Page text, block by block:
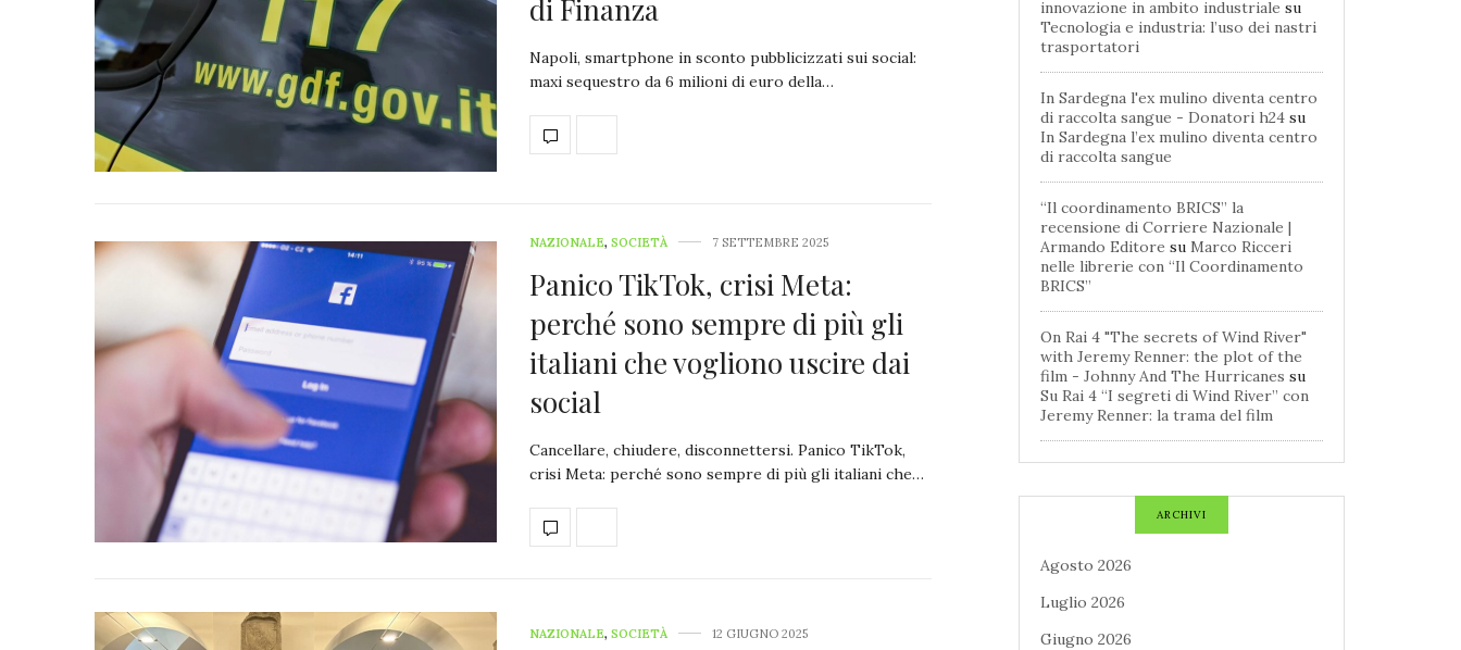
di Finanza
Napoli, smartphone in sconto pubblicizzati sui social:
maxi sequestro da 6 milioni di euro della…
NAZIONALE, SOCIETÀ 7 SETTEMBRE 2025
Panico TikTok, crisi Meta:
perché sono sempre di più gli
italiani che vogliono uscire dai
social
Cancellare, chiudere, disconnettersi. Panico TikTok,
crisi Meta: perché sono sempre di più gli italiani che…
NAZIONALE, SOCIETÀ 12 GIUGNO 2025
innovazione in ambito industriale su
Tecnologia e industria: l’uso dei nastri
trasportatori
In Sardegna l'ex mulino diventa centro
di raccolta sangue - Donatori h24 su
In Sardegna l’ex mulino diventa centro
di raccolta sangue
“Il coordinamento BRICS” la
recensione di Corriere Nazionale |
Armando Editore su Marco Ricceri
nelle librerie con “Il Coordinamento
BRICS”
On Rai 4 "The secrets of Wind River"
with Jeremy Renner: the plot of the
film - Johnny And The Hurricanes su
Su Rai 4 “I segreti di Wind River” con
Jeremy Renner: la trama del film
ARCHIVI
Agosto 2026
Luglio 2026
Giugno 2026